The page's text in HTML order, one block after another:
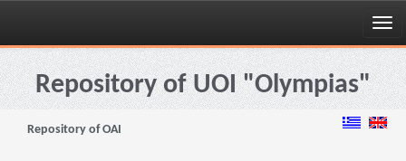
Skip
navigationRepository of UOI "Olympias"
Repository of OAI